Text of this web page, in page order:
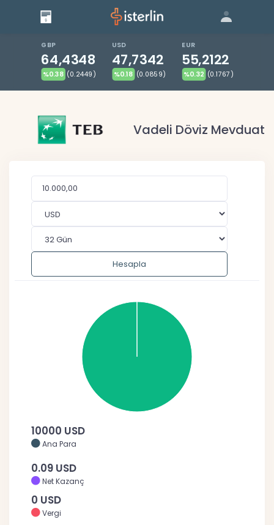
| Blog | Giriş
GBP
64,4348
%0.38 (0.2449)
USD
47,7342
%0.18 (0.0859)
EUR
55,2122
%0.32 (0.1767)
Vadeli Döviz Mevduat
Hesapla
10000 USD
Ana Para
0.09 USD
Net Kazanç
0 USD
Vergi